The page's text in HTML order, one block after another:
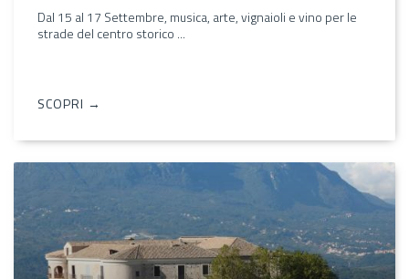
Dal 15 al 17 Settembre, musica, arte, vignaioli e vino per le
strade del centro storico ...
SCOPRI →